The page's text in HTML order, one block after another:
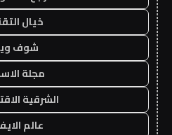
خيال
شوف
مجلة
الشرقية
عالم